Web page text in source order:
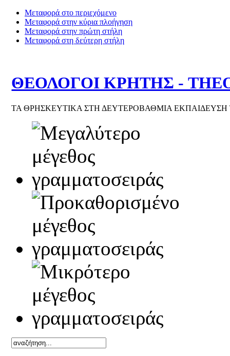
Μεταφορά στο περιεχόμενο
Μεταφορά στην κύρια πλοήγηση
Μεταφορά στην πρώτη στήλη
Μεταφορά στη δεύτερη στήλη
ΘΕΟΛΟΓΟΙ ΚΡΗΤΗΣ -
ΤΑ ΘΡΗΣΚΕΥΤΙΚΑ ΣΤΗ ΔΕΥΤΕΡΟΒΑΘΜΙΑ